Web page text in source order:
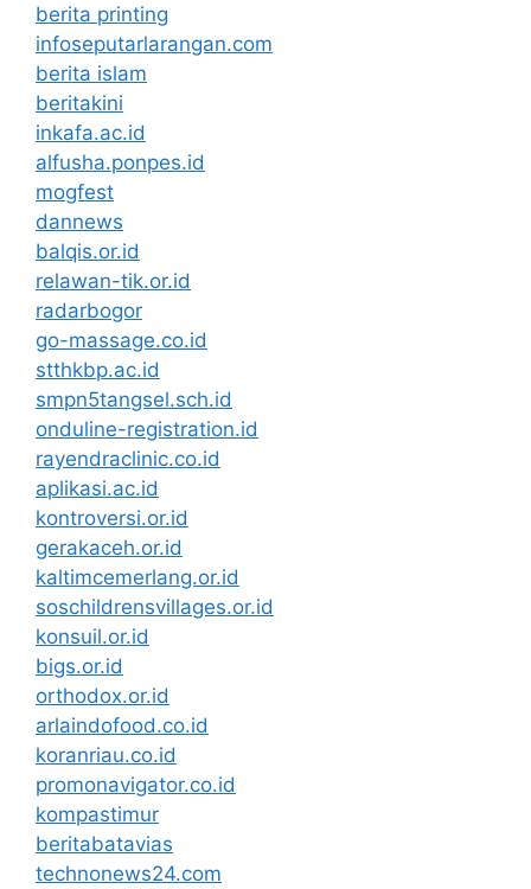
berita printing
infoseputarlarangan.com
berita islam
beritakini
inkafa.ac.id
alfusha.ponpes.id
mogfest
dannews
balqis.or.id
relawan-tik.or.id
radarbogor
go-massage.co.id
stthkbp.ac.id
smpn5tangsel.sch.id
onduline-registration.id
rayendraclinic.co.id
aplikasi.ac.id
kontroversi.or.id
gerakaceh.or.id
kaltimcemerlang.or.id
soschildrensvillages.or.id
konsuil.or.id
bigs.or.id
orthodox.or.id
arlaindofood.co.id
koranriau.co.id
promonavigator.co.id
kompastimur
beritabatavias
technonews24.com